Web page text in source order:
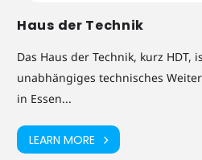
Haus der Technik
Das Haus der Technik, kurz HDT,
unabhängiges technisches
in Essen...
LEARN MORE